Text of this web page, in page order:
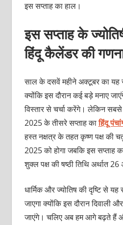
इस सप्ताह का हाल।
इस सप्ताह के
हिंदू कैलेंडर की
साल के दसवें महीने अक्टूबर का यह
क्योंकि इस दौरान कई बड़े मनाए
विस्तार से चर्चा करेंगे। लेकिन
2025 के तीसरे सप्ताह काहिंदू
हस्त नक्षत्र के तहत कृष्ण पक्ष की
2025 को होगा जबकि इस सप्ताह
शुक्ल पक्ष की षष्ठी तिथि अर्थात
धार्मिक और ज्योतिष की दृष्टि से यह
जाएगा क्योंकि इस दौरान दिवाली
जाएंगे। चलिए अब हम आगे बढ़ते हैं